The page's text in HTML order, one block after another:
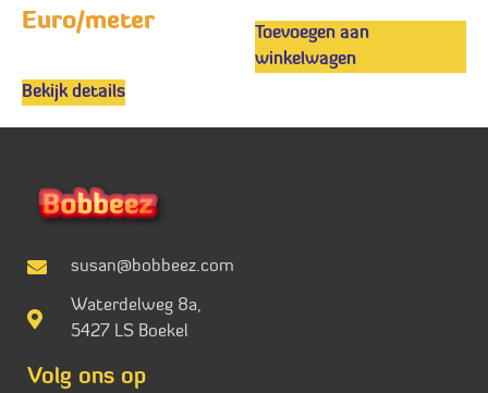
Euro/meter
Bekijk details
Toevoegen aan
winkelwagen
susan@bobbeez.com
Waterdelweg 8a,
5427 LS Boekel
Volg ons op